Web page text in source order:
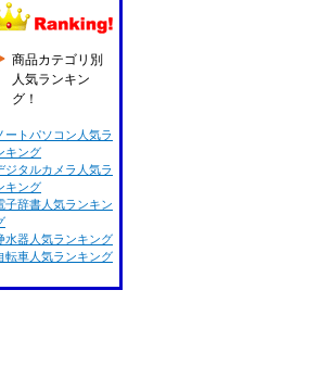
商品カテゴリ別
人気ランキン
グ！
ートパソコン人気ラ
キング
ジタルカメラ人気ラ
キング
子辞書人気ランキン
水器人気ランキング
転車人気ランキング